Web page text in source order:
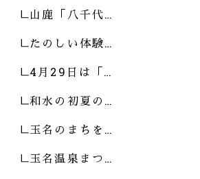
山鹿「八千代…
たのしい体験…
4月29日は「…
和水の初夏の…
玉名のまちを…
玉名温泉まつ…